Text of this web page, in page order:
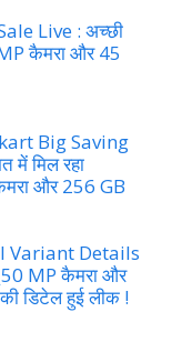
Live : अच्छी
कैमरा और 45
Big Saving
में मिल रहा
और 256 GB
Variant Details
MP कैमरा और
डिटेल हुई लीक !